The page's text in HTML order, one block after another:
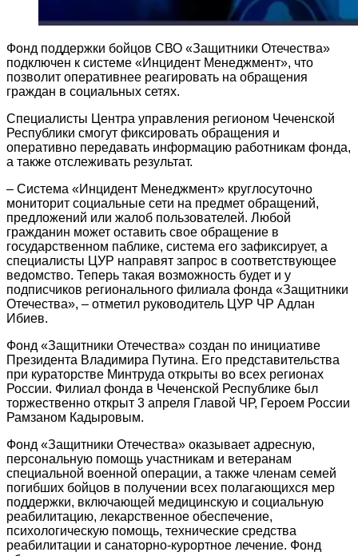
Фонд поддержки бойцов СВО «Защитники Отечества»
подключен к системе «Инцидент Менеджмент», что
позволит оперативнее реагировать на обращения
граждан в социальных сетях.
Специалисты Центра управления регионом Чеченской
Республики смогут фиксировать обращения и
оперативно передавать информацию работникам фонда,
а также отслеживать результат.
– Система «Инцидент Менеджмент» круглосуточно
мониторит социальные сети на предмет обращений,
предложений или жалоб пользователей. Любой
гражданин может оставить свое обращение в
государственном паблике, система его зафиксирует, а
специалисты ЦУР направят запрос в соответствующее
ведомство. Теперь такая возможность будет и у
подписчиков регионального филиала фонда «Защитники
Отечества», – отметил руководитель ЦУР ЧР Адлан
Ибиев.
Фонд «Защитники Отечества» создан по инициативе
Президента Владимира Путина. Его представительства
при кураторстве Минтруда открыты во всех регионах
России. Филиал фонда в Чеченской Республике был
торжественно открыт 3 апреля Главой ЧР, Героем России
Рамзаном Кадыровым.
Фонд «Защитники Отечества» оказывает адресную,
персональную помощь участникам и ветеранам
специальной военной операции, а также членам семей
погибших бойцов в получении всех полагающихся мер
поддержки, включающей медицинскую и социальную
реабилитацию, лекарственное обеспечение,
психологическую помощь, технические средства
реабилитации и санаторно-курортное лечение. Фонд